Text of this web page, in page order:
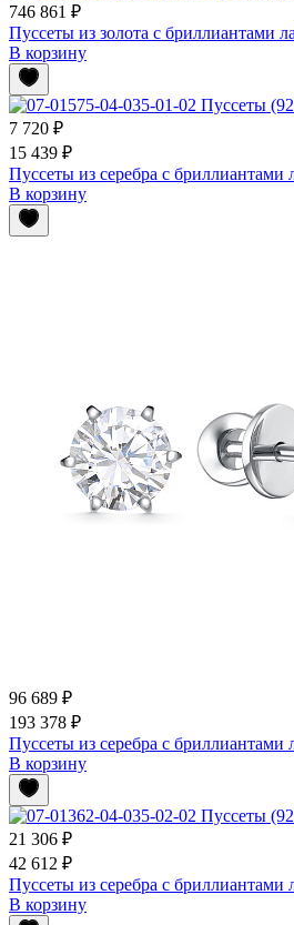
746 861 ₽
Пуссеты из золота с бриллиантами
В корзину
7 720 ₽
15 439 ₽
Пуссеты из серебра с бриллиантами
В корзину
96 689 ₽
193 378 ₽
Пуссеты из серебра с бриллиантами
В корзину
21 306 ₽
42 612 ₽
Пуссеты из серебра с бриллиантами
В корзину